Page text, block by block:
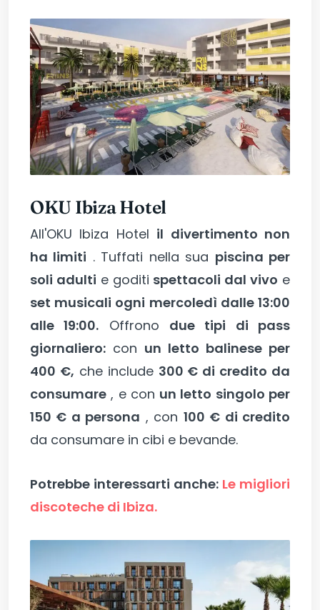
OKU Ibiza Hotel
All'OKU Ibiza Hotel il divertimento non
ha limiti . Tuffati nella sua piscina per
soli adulti e goditi spettacoli dal vivo e
set musicali ogni mercoledì dalle 13:00
alle 19:00. Offrono due tipi di pass
giornaliero: con un letto balinese per
400 €, che include 300 € di credito da
consumare , e con un letto singolo per
150 € a persona , con 100 € di credito
da consumare in cibi e bevande.
Potrebbe interessarti anche: Le migliori
discoteche di Ibiza.